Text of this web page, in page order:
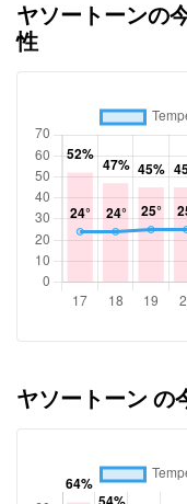
ヤソートーンの
性
ヤソートーン の